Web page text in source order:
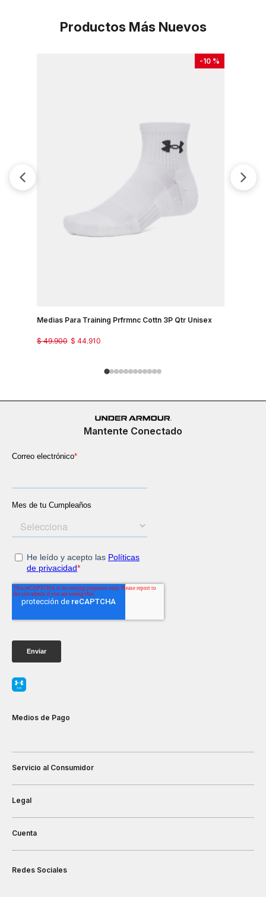
Productos Más Nuevos
-10 %
Medias Para Training Prfrmnc Cottn 3P Qtr Unisex
$ 44.910
$ 49.900
Mantente Conectado
Medios de Pago
Servicio al Consumidor
Legal
Cuenta
Redes Sociales